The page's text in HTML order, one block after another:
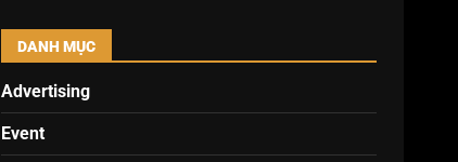
DANH MỤC
Advertising
Event